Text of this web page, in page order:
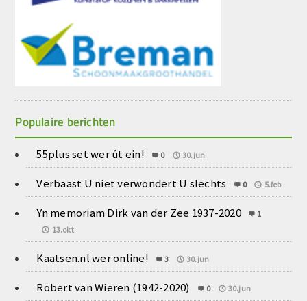
Populaire berichten
55plus set wer út ein! 0 30.jun
Verbaast U niet verwondert U slechts 0 5.feb
Yn memoriam Dirk van der Zee 1937-2020
1
13.okt
Kaatsen.nl wer online! 3 30.jun
Robert van Wieren (1942-2020) 0 30.jun